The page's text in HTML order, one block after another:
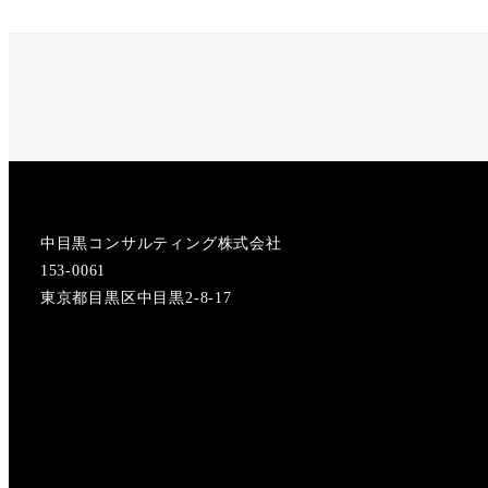
中目黒コンサルティング株式会社
153-0061
東京都目黒区中目黒2-8-17